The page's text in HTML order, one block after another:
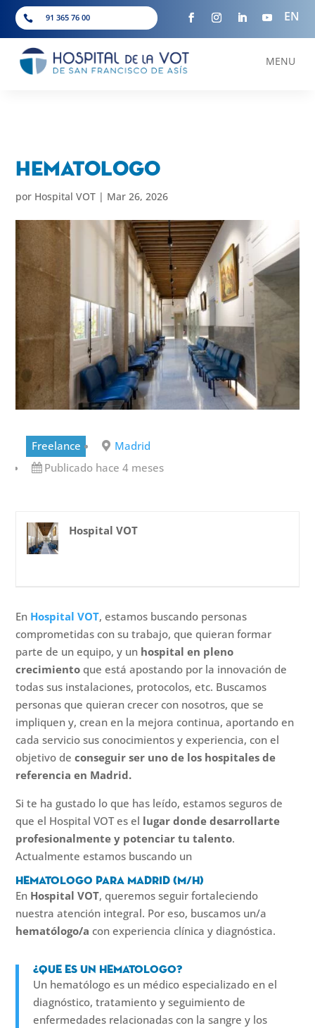
 91 365 76 00 EN
MENU
Hematologo
por Hospital VOT | Mar 26, 2026
Freelance
Madrid
Publicado hace 4 meses
Hospital VOT
En Hospital VOT, estamos buscando personas
comprometidas con su trabajo, que quieran formar
parte de un equipo, y un hospital en pleno
crecimiento que está apostando por la innovación de
todas sus instalaciones, protocolos, etc. Buscamos
personas que quieran crecer con nosotros, que se
impliquen y, crean en la mejora continua, aportando en
cada servicio sus conocimientos y experiencia, con el
objetivo deconseguir ser uno de los hospitales de
referencia en Madrid.
Si te ha gustado lo que has leído, estamos seguros de
que el Hospital VOT es el lugar donde desarrollarte
profesionalmente y potenciar tu talento.
Actualmente estamos buscando un
Hematologo para Madrid (m/h)
En Hospital VOT, queremos seguir fortaleciendo
nuestra atención integral. Por eso, buscamos un/a
hematólogo/a con experiencia clínica y diagnóstica.
¿Que es un hematologo?
Un hematólogo es un médico especializado en el
diagnóstico, tratamiento y seguimiento de
enfermedades relacionadas con la sangre y los